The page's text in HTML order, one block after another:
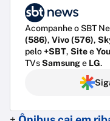
Acompanhe o SBT
(586), Vivo (576),
pelo+SBT, Sitee
TVsSamsunge LG.